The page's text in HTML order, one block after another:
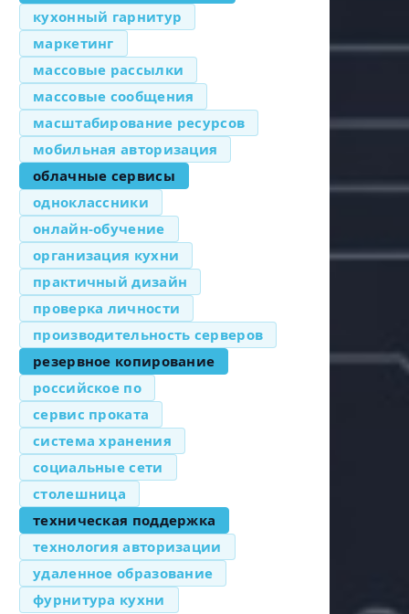
кухонный гарнитур
маркетинг
массовые рассылки
массовые сообщения
масштабирование ресурсов
мобильная авторизация
облачные сервисы
одноклассники
онлайн-обучение
организация кухни
практичный дизайн
проверка личности
производительность серверов
резервное копирование
российское по
сервис проката
система хранения
социальные сети
столешница
техническая поддержка
технология авторизации
удаленное образование
фурнитура кухни